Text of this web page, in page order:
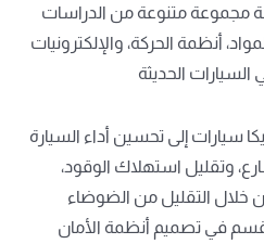
مجموعة متنوعة من الدراسات
أنظمة الحركة، والإلكترونيات
الحديثة
إلى تحسين أداء السيارة
وتقليل استهلاك الوقود،
خلال التقليل من الضوضاء
في تصميم أنظمة الأمان